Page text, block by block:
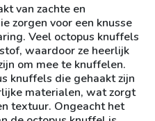
van zachte en
zorgen voor een knusse
Veel octopus knuffels
waardoor ze heerlijk
om mee te knuffelen.
knuffels die gehaakt zijn
materialen, wat zorgt
textuur. Ongeacht het